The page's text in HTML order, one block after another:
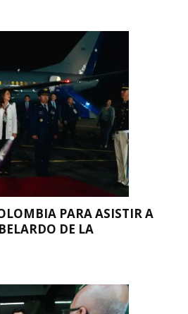
PARA ASISTIR A
DE LA